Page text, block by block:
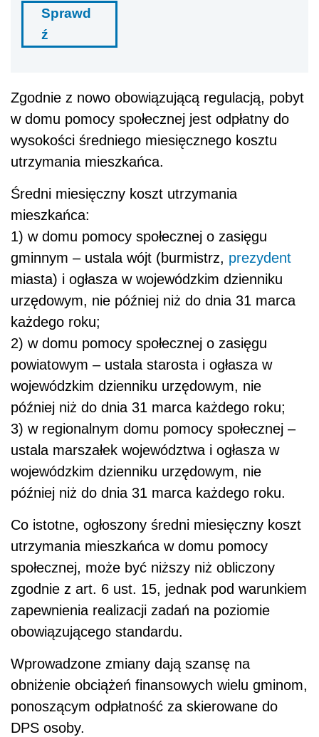
Sprawd
ź
Zgodnie z nowo obowiązującą regulacją, pobyt
w domu pomocy społecznej jest odpłatny do
wysokości średniego miesięcznego kosztu
utrzymania mieszkańca.
Średni miesięczny koszt utrzymania
mieszkańca:
1) w domu pomocy społecznej o zasięgu
gminnym – ustala wójt (burmistrz, prezydent
miasta) i ogłasza w wojewódzkim dzienniku
urzędowym, nie później niż do dnia 31 marca
każdego roku;
2) w domu pomocy społecznej o zasięgu
powiatowym – ustala starosta i ogłasza w
wojewódzkim dzienniku urzędowym, nie
później niż do dnia 31 marca każdego roku;
3) w regionalnym domu pomocy społecznej –
ustala marszałek województwa i ogłasza w
wojewódzkim dzienniku urzędowym, nie
później niż do dnia 31 marca każdego roku.
Co istotne, ogłoszony średni miesięczny koszt
utrzymania mieszkańca w domu pomocy
społecznej, może być niższy niż obliczony
zgodnie z art. 6 ust. 15, jednak pod warunkiem
zapewnienia realizacji zadań na poziomie
obowiązującego standardu.
Wprowadzone zmiany dają szansę na
obniżenie obciążeń finansowych wielu gminom,
ponoszącym odpłatność za skierowane do
DPS osoby.